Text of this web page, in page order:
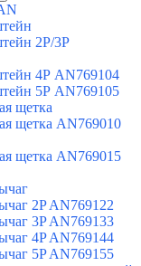
2Р/3Р
4Р AN769104
5Р AN769105
щетка
щетка AN769010
щетка AN769015
2P AN769122
3P AN769133
4P AN769144
5P AN769155